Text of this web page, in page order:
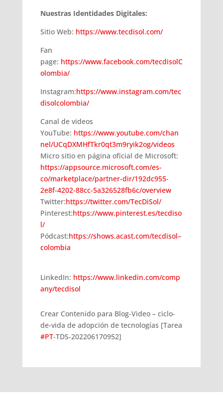
Nuestras Identidades Digitales:
Sitio Web: https://www.tecdisol.com/
Fan
page: https://www.facebook.com/tecdisolC
olombia/
Instagram:https://www.instagram.com/tec
disolcolombia/
Canal de videos
YouTube: https://www.youtube.com/chan
nel/UCqDXMHfTkr0qt3m9ryik2og/videos
Micro sitio en página oficial de Microsoft:
https://appsource.microsoft.com/es-
co/marketplace/partner-dir/192dc955-
2e8f-4202-88cc-5a326528fb6c/overview
Twitter:https://twitter.com/TecDiSol/
Pinterest:https://www.pinterest.es/tecdiso
l/
Pódcast:https://shows.acast.com/tecdisol–
colombia
LinkedIn: https://www.linkedin.com/comp
any/tecdisol
Crear Contenido para Blog-Video – ciclo-
de-vida de adopción de tecnologías [Tarea
#PT-TDS-202206170952]